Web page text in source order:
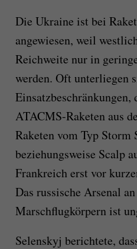
Die Ukraine ist bei
angewiesen, weil
Reichweite nur in
werden. Oft unterliegen
ATACMS-Raketen aus
Raketen vom Typ Storm
beziehungsweise Scalp
Frankreich erst vor
Das russische Arsenal
Marschflugkörpern ist
Selenskyj berichtete,